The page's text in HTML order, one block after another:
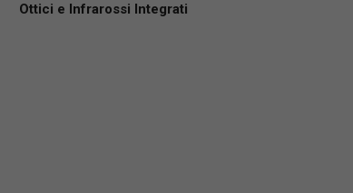
Ottici e Infrarossi Integrati